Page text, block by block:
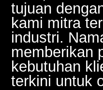
tujuan
kami mitra
industri.
memberikan
kebutuhan
terkini untuk